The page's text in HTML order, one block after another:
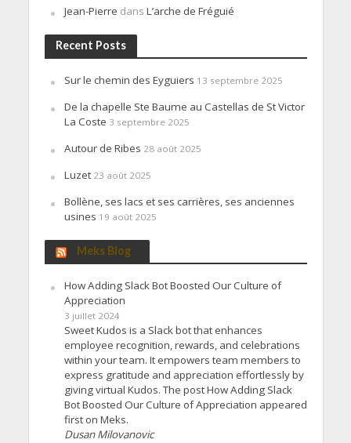
Jean-Pierre dans L’arche de Fréguié
Recent Posts
Sur le chemin des Eyguiers 13 septembre 2025
De la chapelle Ste Baume au Castellas de St Victor
La Coste 3 septembre 2025
Autour de Ribes 28 août 2025
Luzet 23 août 2025
Bollène, ses lacs et ses carrières, ses anciennes
usines 19 août 2025
Meks Blog
How Adding Slack Bot Boosted Our Culture of
Appreciation
3 juillet 2024
Sweet Kudos is a Slack bot that enhances
employee recognition, rewards, and celebrations
within your team. It empowers team members to
express gratitude and appreciation effortlessly by
giving virtual Kudos. The post How Adding Slack
Bot Boosted Our Culture of Appreciation appeared
first on Meks.
Dusan Milovanovic